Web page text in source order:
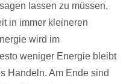
lassen zu müssen,
in immer kleineren
wird im
weniger Energie bleibt
Handeln. Am Ende sind